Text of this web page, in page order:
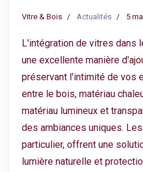
Vitre & Bois Actualités 5
L'intégration de vitres dans
une excellente manière
préservant l'intimité de vos
entre le bois, matériau
matériau lumineux et
des ambiances uniques.
particulier, offrent une
lumière naturelle et